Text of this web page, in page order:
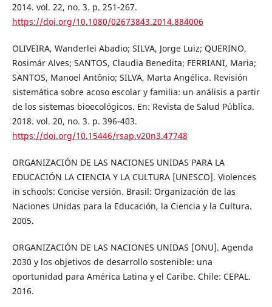
2014. vol. 22, no. 3. p. 251-267.
https://doi.org/10.1080/02673843.2014.884006
OLIVEIRA, Wanderlei Abadio; SILVA, Jorge Luiz; QUERINO,
Rosimár Alves; SANTOS, Claudia Benedita; FERRIANI, Maria;
SANTOS, Manoel Antônio; SILVA, Marta Angélica. Revisión
sistemática sobre acoso escolar y familia: un análisis a partir
de los sistemas bioecológicos. En: Revista de Salud Pública.
2018. vol. 20, no. 3. p. 396-403.
https://doi.org/10.15446/rsap.v20n3.47748
ORGANIZACIÓN DE LAS NACIONES UNIDAS PARA LA
EDUCACIÓN LA CIENCIA Y LA CULTURA [UNESCO]. Violences
in schools: Concise versión. Brasil: Organización de las
Naciones Unidas para la Educación, la Ciencia y la Cultura.
2005.
ORGANIZACIÓN DE LAS NACIONES UNIDAS [ONU]. Agenda
2030 y los objetivos de desarrollo sostenible: una
oportunidad para América Latina y el Caribe. Chile: CEPAL.
2016.